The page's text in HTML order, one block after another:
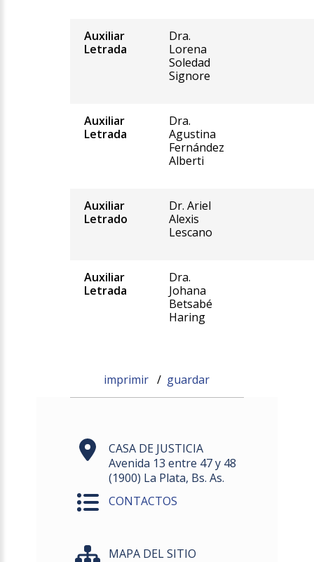
Auxiliar
Letrada
Dra.
Lorena
Soledad
Signore
Auxiliar
Letrada
Dra.
Agustina
Fernández
Alberti
Auxiliar
Letrado
Dr. Ariel
Alexis
Lescano
Auxiliar
Letrada
Dra.
Johana
Betsabé
Haring
imprimir / guardar
CASA DE JUSTICIA
Avenida 13 entre 47 y 48
(1900) La Plata, Bs. As.
CONTACTOS
MAPA DEL SITIO